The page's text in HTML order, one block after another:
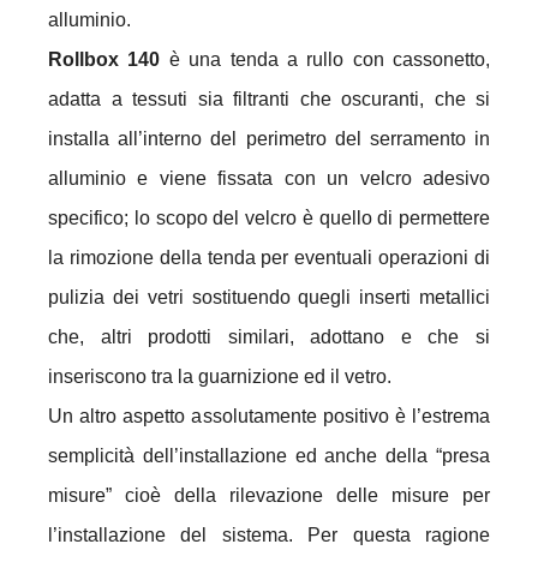
alluminio.
Rollbox 140 è una tenda a rullo con cassonetto,
adatta a tessuti sia filtranti che oscuranti, che si
installa all’interno del perimetro del serramento in
alluminio e viene fissata con un velcro adesivo
specifico; lo scopo del velcro è quello di permettere
la rimozione della tenda per eventuali operazioni di
pulizia dei vetri sostituendo quegli inserti metallici
che, altri prodotti similari, adottano e che si
inseriscono tra la guarnizione ed il vetro.
Un altro aspetto assolutamente positivo è l’estrema
semplicità dell’installazione ed anche della “presa
misure” cioè della rilevazione delle misure per
l’installazione del sistema. Per questa ragione